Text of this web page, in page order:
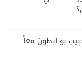
بو أنطون معاً